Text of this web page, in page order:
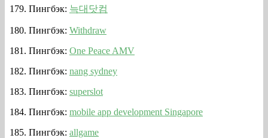
Пингбэк: 늑대닷컴
Пингбэк: Withdraw
Пингбэк: One Peace AMV
Пингбэк: nang sydney
Пингбэк: superslot
Пингбэк: mobile app development Singapore
Пингбэк: allgame